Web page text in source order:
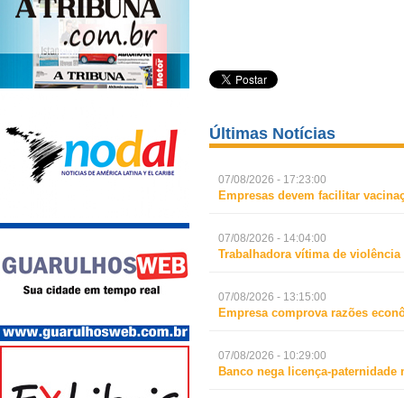
Últimas Notícias
07/08/2026 - 17:23:00
Empresas devem facilitar
07/08/2026 - 14:04:00
Trabalhadora vítima de
07/08/2026 - 13:15:00
Empresa comprova razões
07/08/2026 - 10:29:00
Banco nega licença-